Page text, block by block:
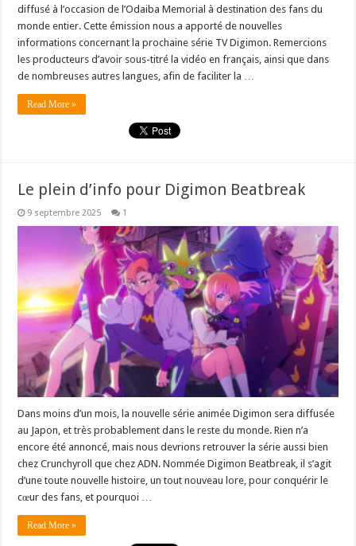
diffusé à l’occasion de l’Odaiba Memorial à destination des fans du
monde entier. Cette émission nous a apporté de nouvelles
informations concernant la prochaine série TV Digimon. Remercions
les producteurs d’avoir sous-titré la vidéo en français, ainsi que dans
de nombreuses autres langues, afin de faciliter la …
Read More »
Le plein d’info pour Digimon Beatbreak
9 septembre 2025 1
Dans moins d’un mois, la nouvelle série animée Digimon sera diffusée
au Japon, et très probablement dans le reste du monde. Rien n’a
encore été annoncé, mais nous devrions retrouver la série aussi bien
chez Crunchyroll que chez ADN. Nommée Digimon Beatbreak, il s’agit
d’une toute nouvelle histoire, un tout nouveau lore, pour conquérir le
cœur des fans, et pourquoi …
Read More »